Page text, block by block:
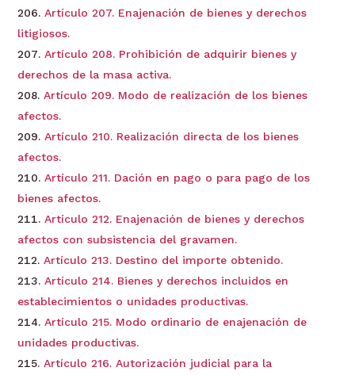
Artículo 207. Enajenación de bienes y derechos
litigiosos.
Artículo 208. Prohibición de adquirir bienes y
derechos de la masa activa.
Artículo 209. Modo de realización de los bienes
afectos.
Artículo 210. Realización directa de los bienes
afectos.
Artículo 211. Dación en pago o para pago de los
bienes afectos.
Artículo 212. Enajenación de bienes y derechos
afectos con subsistencia del gravamen.
Artículo 213. Destino del importe obtenido.
Artículo 214. Bienes y derechos incluidos en
establecimientos o unidades productivas.
Artículo 215. Modo ordinario de enajenación de
unidades productivas.
Artículo 216. Autorización judicial para la